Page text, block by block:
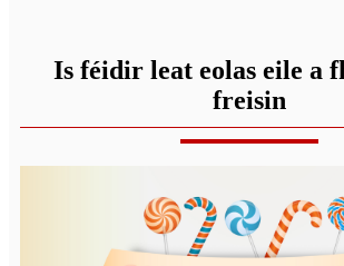
Is féidir leat eolas eile a
freisin